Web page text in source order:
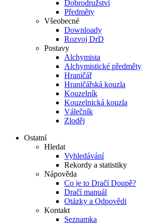
Dobrodružství
Předměty
Všeobecné
Downloady
Rozvoj DrD
Postavy
Alchymista
Alchymistické předměty
Hraničář
Hraničářská kouzla
Kouzelník
Kouzelnická kouzla
Válečník
Zloděj
Ostatní
Hledat
Vyhledávání
Rekordy a statistiky
Nápověda
Co je to Dračí Doupě?
Dračí manuál
Otázky a Odpovědi
Kontakt
Seznamka